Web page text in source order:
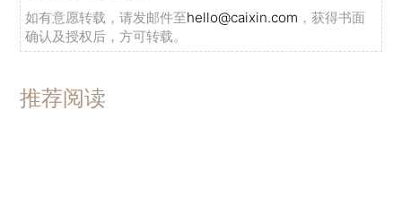
如有意愿转载，请发邮件至hello@caixin.com ，获得书面
确认及授权后，方可转载。
推荐阅读